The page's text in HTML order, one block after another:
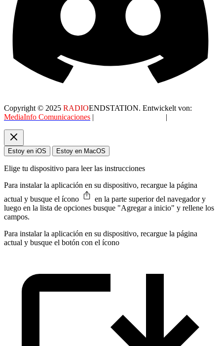
Copyright © 2025 RADIOENDSTATION. Entwickelt von:
MediaInfo Comunicaciones | |
Estoy en iOS Estoy en MacOS
Elige tu dispositivo para leer las instrucciones
Para instalar la aplicación en su dispositivo, recargue la página
actual y busque el ícono
en la parte superior del navegador y
luego en la lista de opciones busque "Agregar a inicio" y rellene los
campos.
Para instalar la aplicación en su dispositivo, recargue la página
actual y busque el botón con el ícono